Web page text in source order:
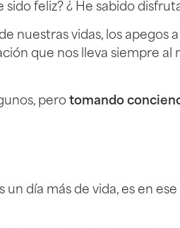
feliz? ¿ He sabido
nuestras vidas, los apegos
que nos lleva siempre al
pero tomando
día más de vida, es en